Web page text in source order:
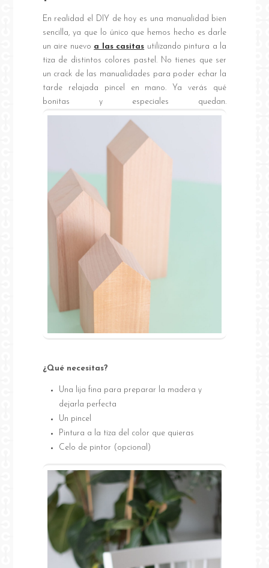
En realidad el DIY de hoy es una manualidad bien
sencilla, ya que lo único que hemos hecho es darle
un aire nuevo a las casitas utilizando pintura a la
tiza de distintos colores pastel. No tienes que ser
un crack de las manualidades para poder echar la
tarde relajada pincel en mano. Ya verás qué
bonitas y especiales quedan.
¿Qué necesitas?
Una lija fina para preparar la madera y
dejarla perfecta
Un pincel
Pintura a la tiza del color que quieras
Celo de pintor (opcional)